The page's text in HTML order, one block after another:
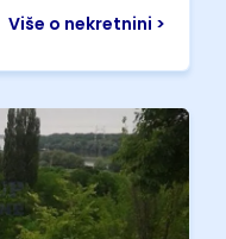
Više o nekretnini >